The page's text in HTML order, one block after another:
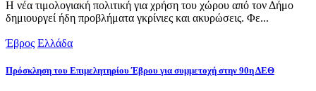
Η νέα τιμολογιακή πολιτική για χρήση του χώρου από τον Δήμο
δημιουργεί ήδη προβλήματα γκρίνιες και ακυρώσεις. Φε...
Έβρος Ελλάδα
Πρόσκληση του Επιμελητηρίου Έβρου για συμμετοχή στην 90η ΔΕΘ